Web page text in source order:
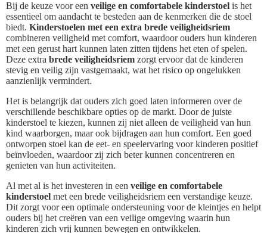
Bij de keuze voor een veilige en comfortabele kinderstoel is het
essentieel om aandacht te besteden aan de kenmerken die de stoel
biedt. Kinderstoelen met een extra brede veiligheidsriem
combineren veiligheid met comfort, waardoor ouders hun kinderen
met een gerust hart kunnen laten zitten tijdens het eten of spelen.
Deze extra brede veiligheidsriem zorgt ervoor dat de kinderen
stevig en veilig zijn vastgemaakt, wat het risico op ongelukken
aanzienlijk vermindert.
Het is belangrijk dat ouders zich goed laten informeren over de
verschillende beschikbare opties op de markt. Door de juiste
kinderstoel te kiezen, kunnen zij niet alleen de veiligheid van hun
kind waarborgen, maar ook bijdragen aan hun comfort. Een goed
ontworpen stoel kan de eet- en speelervaring voor kinderen positief
beïnvloeden, waardoor zij zich beter kunnen concentreren en
genieten van hun activiteiten.
Al met al is het investeren in een veilige en comfortabele
kinderstoel met een brede veiligheidsriem een verstandige keuze.
Dit zorgt voor een optimale ondersteuning voor de kleintjes en helpt
ouders bij het creëren van een veilige omgeving waarin hun
kinderen zich vrij kunnen bewegen en ontwikkelen.